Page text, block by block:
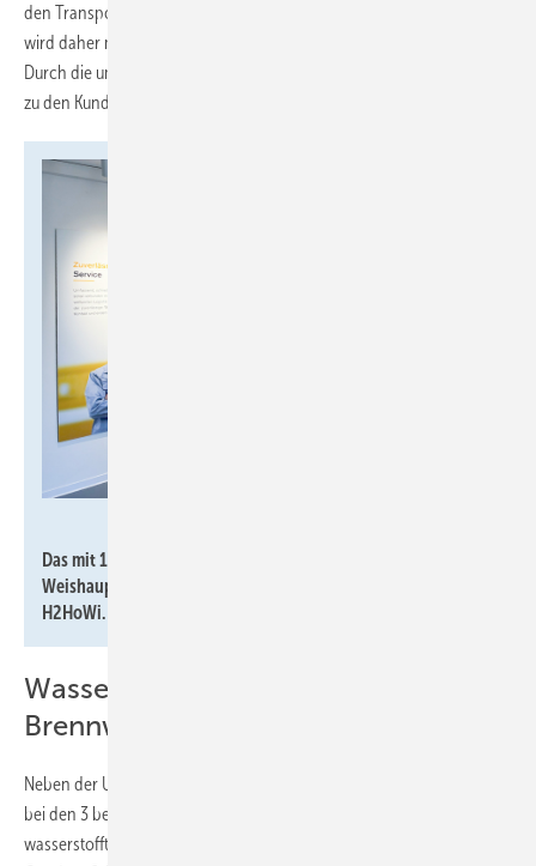
den Transport herunter. Wie Erdgas ist Wasserstoff geruchslos und
wird daher mit dem gleichen Geruchsstoff wie Erdgas versehen.
Durch die umgestellte Erdgasleitung wird der grüne Wasserstoff dann
zu den Kunden transportiert.
Das mit 100 % grünem Wasserstoff betriebene Brennwertgerät
Weishaupt Thermo Condens® im Showroom des Projektes
H2HoWi.
Wasserstofftaugliche Gas-
Brennwertgeräte
Neben der Umstellung der Erdgasleitung waren auch Anpassungen
bei den 3 beteiligten Kunden erforderlich. Dort wurden
wasserstofftaugliche Gas-Brennwertgeräte Weishaupt Thermo